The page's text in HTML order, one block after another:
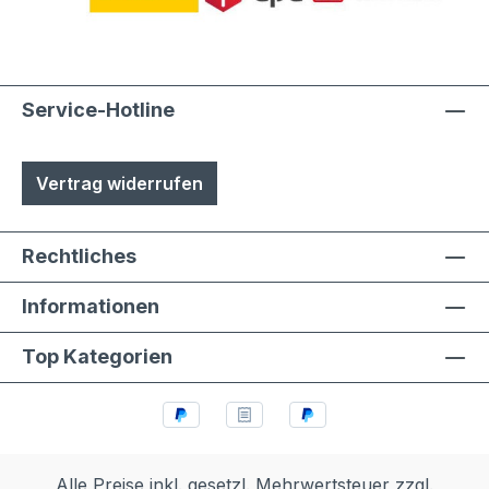
Service-Hotline
Vertrag widerrufen
Rechtliches
Informationen
Top Kategorien